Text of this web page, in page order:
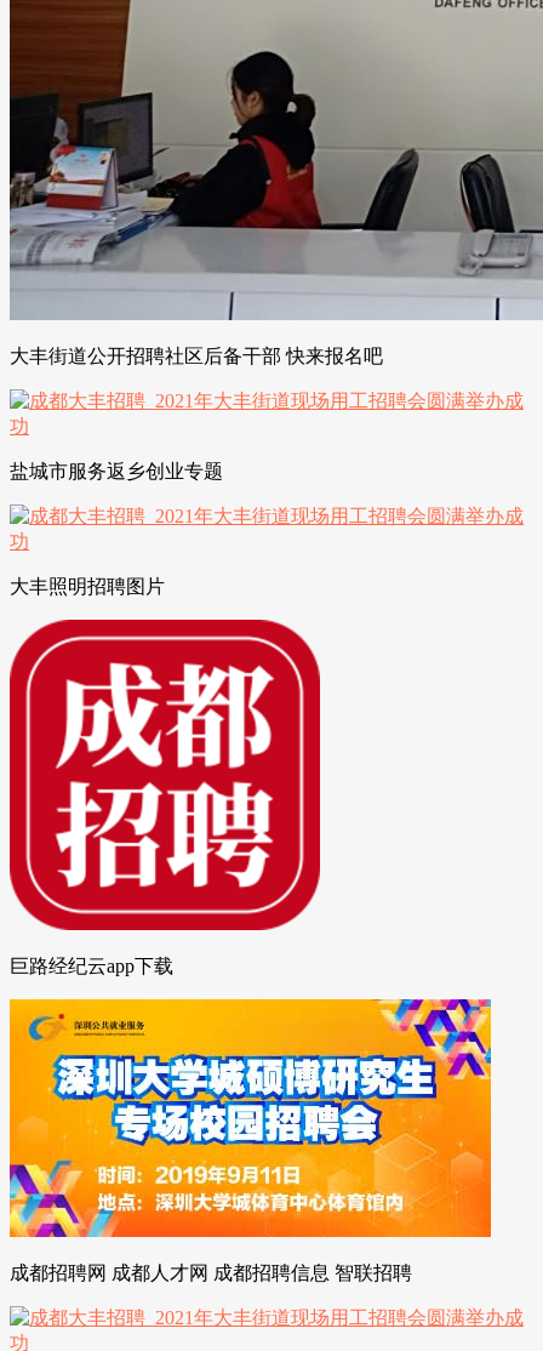
大丰街道公开招聘社区后备干部 快来报名吧
盐城市服务返乡创业专题
大丰照明招聘图片
巨路经纪云app下载
成都招聘网 成都人才网 成都招聘信息 智联招聘